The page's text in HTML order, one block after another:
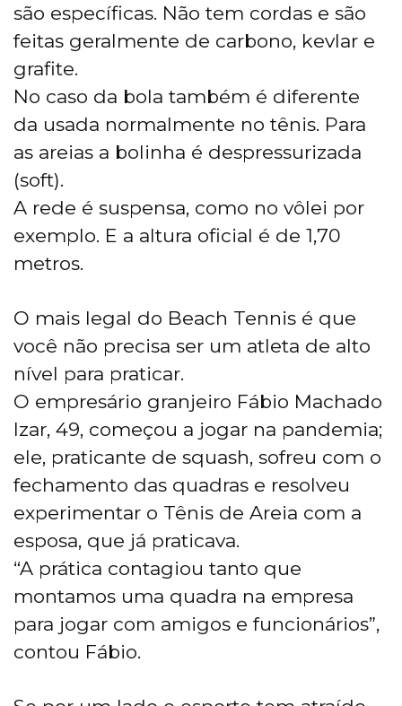
são específicas. Não tem cordas e são
feitas geralmente de carbono, kevlar e
grafite.
No caso da bola também é diferente
da usada normalmente no tênis. Para
as areias a bolinha é despressurizada
(soft).
A rede é suspensa, como no vôlei por
exemplo. E a altura oficial é de 1,70
metros.
O mais legal do Beach Tennis é que
você não precisa ser um atleta de alto
nível para praticar.
O empresário granjeiro Fábio Machado
Izar, 49, começou a jogar na pandemia;
ele, praticante de squash, sofreu com o
fechamento das quadras e resolveu
experimentar o Tênis de Areia com a
esposa, que já praticava.
“A prática contagiou tanto que
montamos uma quadra na empresa
para jogar com amigos e funcionários”,
contou Fábio.